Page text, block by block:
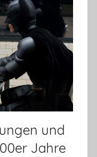
und
Jahre